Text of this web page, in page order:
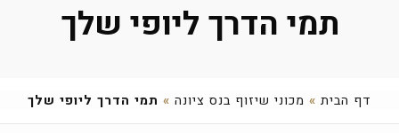
תמי הדרך ליופי שלך
דף הבית » מכוני שיזוף בנס ציונה » תמי הדרך ליופי שלך